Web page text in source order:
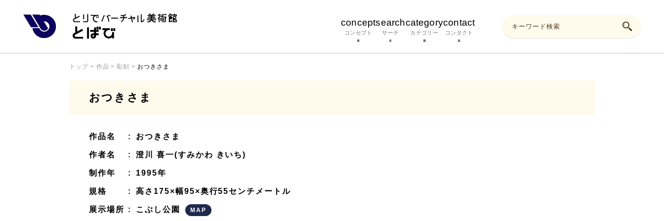
concept
コンセプト
search
サーチ
category
カテゴリー
contact
コンタクト
トップ > 作品 > 彫刻 > おつきさま
おつきさま
作品名 : おつきさま
作者名 : 澄川 喜一(すみかわ きいち)
制作年 : 1995年
規格 : 高さ175×幅95×奥行55センチメートル
展示場所 : こぶし公園 MAP